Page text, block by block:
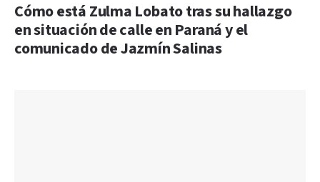
Cómo está Zulma Lobato tras su hallazgo
en situación de calle en Paraná y el
comunicado de Jazmín Salinas